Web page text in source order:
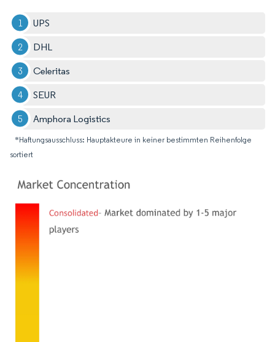
UPS
DHL
Celeritas
SEUR
Amphora Logistics
*Haftungsausschluss: Hauptakteure in keiner bestimmten Reihenfolge
sortiert